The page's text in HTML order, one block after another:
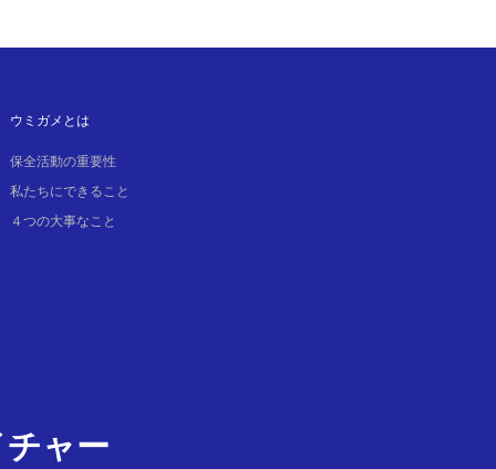
ウミガメとは
保全活動の重要性
私たちにできること
４つの大事なこと
ャー